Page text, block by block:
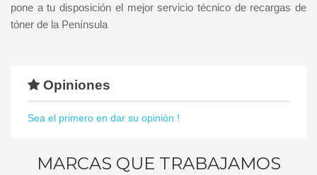
pone a tu disposición el mejor servicio técnico de recargas de
tóner de la Península
Opiniones
Sea el primero en dar su opinión !
MARCAS QUE TRABAJAMOS